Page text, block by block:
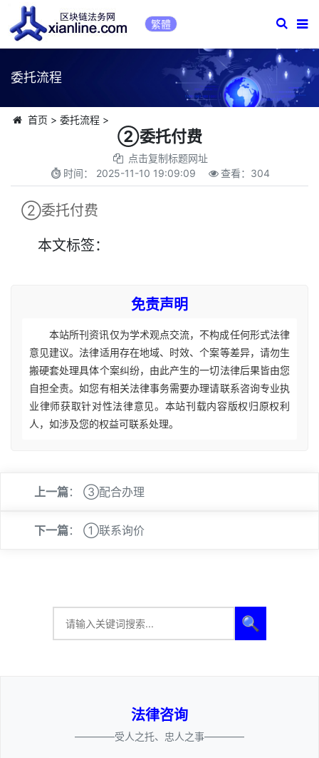
繁體
委托流程
首页 > 委托流程>
②委托付费
点击复制标题网址
时间： 2025-11-10 19:09:09 查看： 304
②委托付费
本文标签：
免责声明
本站所刊资讯仅为学术观点交流，不构成任何形式法律
意见建议。法律适用存在地域、时效、个案等差异，请勿生
搬硬套处理具体个案纠纷，由此产生的一切法律后果皆由您
自担全责。如您有相关法律事务需要办理请联系咨询专业执
业律师获取针对性法律意见。本站刊载内容版权归原权利
人，如涉及您的权益可联系处理。
上一篇： ③配合办理
下一篇： ①联系询价
🔍
法律咨询
————受人之托、忠人之事————